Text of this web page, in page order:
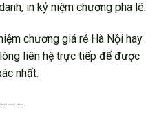
in kỷ niệm chương pha lê.
chương giá rẻ Hà Nội hay
liên hệ trực tiếp để được
nhất.